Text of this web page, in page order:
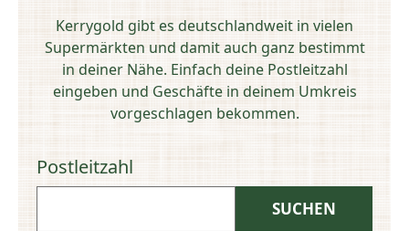
Kerrygold gibt es deutschlandweit in vielen
Supermärkten und damit auch ganz bestimmt
in deiner Nähe. Einfach deine Postleitzahl
eingeben und Geschäfte in deinem Umkreis
vorgeschlagen bekommen.
Postleitzahl